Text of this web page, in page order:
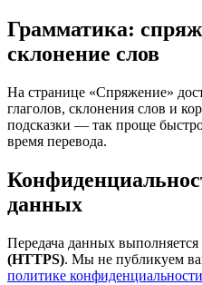
Грамматика:
склонение слов
На странице «Спряжение»
глаголов, склонения слов и
подсказки — так проще
время перевода.
данных
Передача данных выполняется
(HTTPS). Мы не публикуем
политике конфиденциальности